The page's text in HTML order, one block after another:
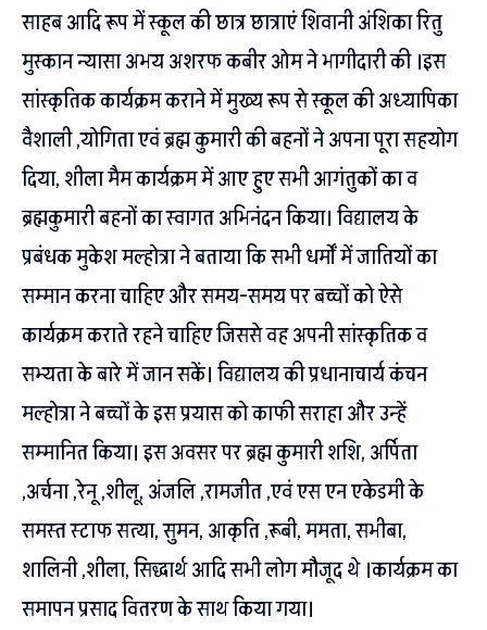
साहब आदि रूप में स्कूल की छात्र छात्राएं शिवानी अंशिका रितु
मुस्कान न्यासा अभय अशरफ कबीर ओम ने भागीदारी की ।इस
सांस्कृतिक कार्यक्रम कराने में मुख्य रूप से स्कूल की अध्यापिका
वैशाली ,योगिता एवं ब्रह्म कुमारी की बहनों ने अपना पूरा सहयोग
दिया, शीला मैम कार्यक्रम में आए हुए सभी आगंतुकों का व
ब्रह्मकुमारी बहनों का स्वागत अभिनंदन किया। विद्यालय के
प्रबंधक मुकेश मल्होत्रा ने बताया कि सभी धर्मों में जातियों का
सम्मान करना चाहिए और समय-समय पर बच्चों को ऐसे
कार्यक्रम कराते रहने चाहिए जिससे वह अपनी सांस्कृतिक व
सभ्यता के बारे में जान सकें। विद्यालय की प्रधानाचार्य कंचन
मल्होत्रा ने बच्चों के इस प्रयास को काफी सराहा और उन्हें
सम्मानित किया। इस अवसर पर ब्रह्म कुमारी शशि, अर्पिता
,अर्चना ,रेनू ,शीलू, अंजलि ,रामजीत ,एवं एस एन एकेडमी के
समस्त स्टाफ सत्या, सुमन, आकृति ,रूबी, ममता, सभीबा,
शालिनी ,शीला, सिद्धार्थ आदि सभी लोग मौजूद थे ।कार्यक्रम का
समापन प्रसाद वितरण के साथ किया गया।